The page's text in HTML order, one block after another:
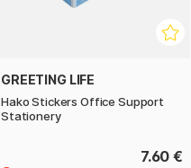
GREETING LIFE
Hako Stickers Office Support
Stationery
7.60 €